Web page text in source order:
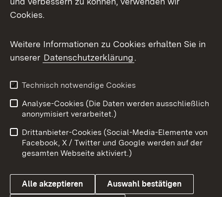
X / Twitter
Youtube
Impressum
Kontakt
Barrierefreiheit
Datenschutz
Cookies
Cookies.
Weitere Informationen zu Cookies erhalten Sie in
unserer Datenschutzerklärung.
Technisch notwendige Cookies
Analyse-Cookies (Die Daten werden ausschließlich
anonymisiert verarbeitet.)
Drittanbieter-Cookies (Social-Media-Elemente von
Facebook, X / Twitter und Google werden auf der
gesamten Webseite aktiviert.)
Alle akzeptieren Auswahl bestätigen